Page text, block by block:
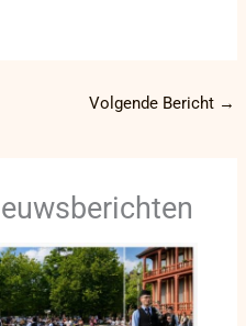
Volgende Bericht →